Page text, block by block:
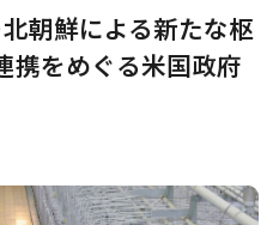
北朝鮮による新たな枢
携をめぐる米国政府